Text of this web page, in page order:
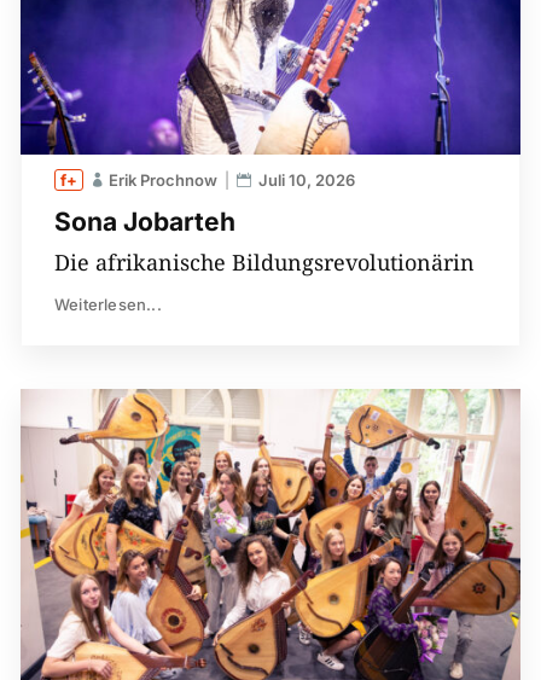
Sona Jobarteh
Erik Prochnow Juli 10, 2026
Die afrikanische Bildungsrevolutionärin
Weiterlesen...